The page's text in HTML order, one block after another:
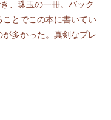
、珠玉の一冊。バック
とでこの本に書いてい
多かった。真剣なプレ